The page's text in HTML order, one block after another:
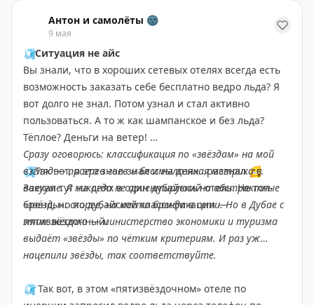
белорусского паренька, оказавшегося в зоне
оккупации. Пожалуй, самый страшный фильм о
войне.
Жажда (1959). Незаслуженно забытый и редко
показываемый фильм о героях осажденной Одессы.
Судьба человека (1959). Лучший фильм и лучшая роль
Бондарчука-старшего.
Отец Солдата (1964). Драма о труженике, который
едет на фронт повидать сына.
Торпедоносцы (1983). Потрясающая в своей
достоверности история о судьбах летчиков морской
Антон и самолёты 🌚
9 мая
🧊Ситуация не айс
Вы знали, что в хороших сетевых отелях всегда есть
возможность заказать себе бесплатно ведро льда? Я
вот долго не знал. Потом узнал и стал активно
пользоваться. А то ж как шампанское и без льда?
Тёплое? Деньги на ветер!
🧊Так вот, я это знал-знал и на днях...раззнал😬.
Заехал тут на днях в один дубайский отель. Не топ-
бренд, но по дубайской классификации —
пятизвёздочный.
Сразу оговорюсь: классификация по «звёздам» на мой
взгляд — прогрев гоев и бессмылсенная метрика в
вакууме. Я никогда не ориентируюсь на абстрактные
«звёзды»: скорее, на место бренда в сети. Но в Дубае с
этим жёстко — министерство экономики и туризма
выдаёт «звёзды» по чётким критериям. И раз уж
нацепили звёзды, так соответствуйте.
🧊Так вот, в этом «пятизвёздочном» отеле по